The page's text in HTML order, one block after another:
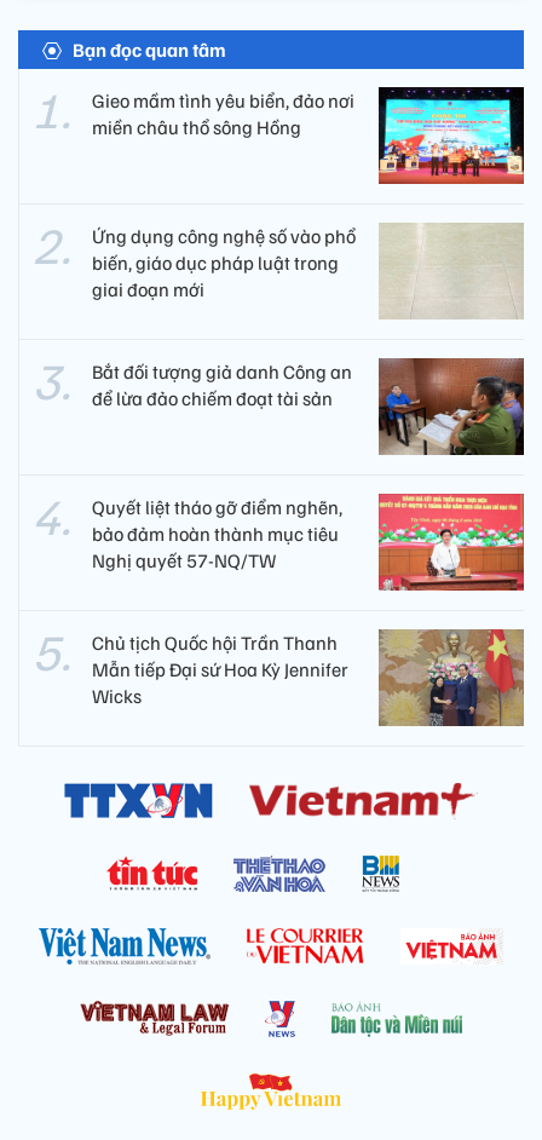
Bạn đọc quan tâm
Gieo mầm tình yêu biển, đảo nơi
miền châu thổ sông Hồng
Ứng dụng công nghệ số vào phổ
biến, giáo dục pháp luật trong
giai đoạn mới
Bắt đối tượng giả danh Công an
để lừa đảo chiếm đoạt tài sản
Quyết liệt tháo gỡ điểm nghẽn,
bảo đảm hoàn thành mục tiêu
Nghị quyết 57-NQ/TW
Chủ tịch Quốc hội Trần Thanh
Mẫn tiếp Đại sứ Hoa Kỳ Jennifer
Wicks